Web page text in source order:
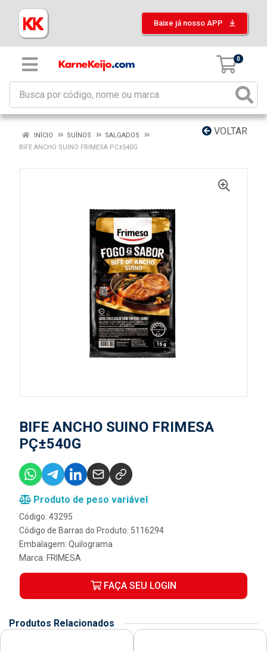
Baixe já nosso APP
0
VOLTAR
INÍCIO SUÍNOS
SALGADOS
BIFE ANCHO SUINO FRIMESA PC±540G
BIFE ANCHO SUINO FRIMESA
PÇ±540G
Produto de peso variável
Código: 43295
Código de Barras do Produto: 5116294
Embalagem: Quilograma
Marca: FRIMESA
FAÇA SEU LOGIN
Produtos Relacionados